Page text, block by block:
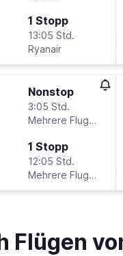
1 Stopp
13:05 Std.
Ryanair
Nonstop
3:05 Std.
Mehrere Fluglinien
1 Stopp
12:05 Std.
Mehrere Fluglinien
Flügen